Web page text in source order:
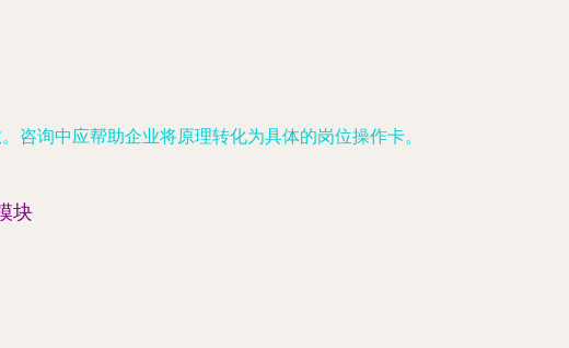
咨询中应帮助企业将原理转化为具体的岗位操作卡。
块